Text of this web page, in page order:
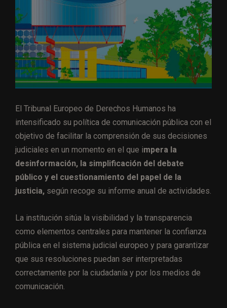
El Tribunal Europeo de Derechos Humanos ha
intensificado su política de comunicación pública con el
objetivo de facilitar la comprensión de sus decisiones
judiciales en un momento en el que impera la
desinformación, la simplificación del debate
público y el cuestionamiento del papel de la
justicia, según recoge su informe anual de actividades.
La institución sitúa la visibilidad y la transparencia
como elementos centrales para mantener la confianza
pública en el sistema judicial europeo y para garantizar
que sus resoluciones puedan ser interpretadas
correctamente por la ciudadanía y por los medios de
comunicación.